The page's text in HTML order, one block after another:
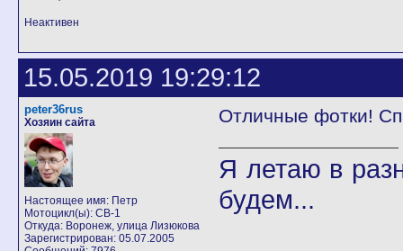
Неактивен
15.05.2019 19:29:12
peter36rus
Хозяин сайта
Настоящее имя: Петр
Мотоцикл(ы): CB-1
Откуда: Воронеж, улица Лизюкова
Зарегистрирован: 05.07.2005
Отличные фотки!
Я летаю в
будем...